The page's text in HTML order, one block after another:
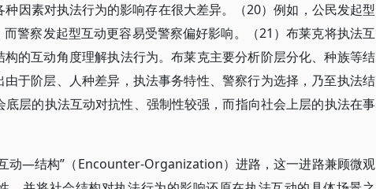
因素对执法行为的影响存在很大差异。（20）例如，公民发起型
警察发起型互动更容易受警察偏好影响。（21）布莱克将执法互
的互动角度理解执法行为。布莱克主要分析阶层分化、种族等结
于阶层、人种差异，执法事务特性、警察行为选择，乃至执法结
层的执法互动对抗性、强制性较强，而指向社会上层的执法在事
动—结构”（Encounter-Organization）进路，这一进路兼顾微观